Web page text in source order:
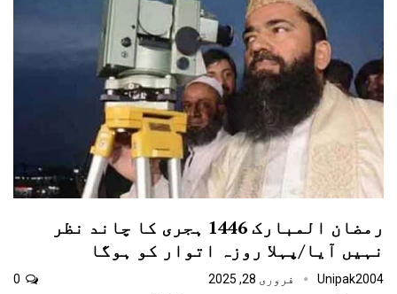
رمضان المبارک 1446 ہجری کا چاند نظر
نہیں آیا/پہلا روزہ اتوار کو ہوگا
Unipak2004 فروری 28, 2025